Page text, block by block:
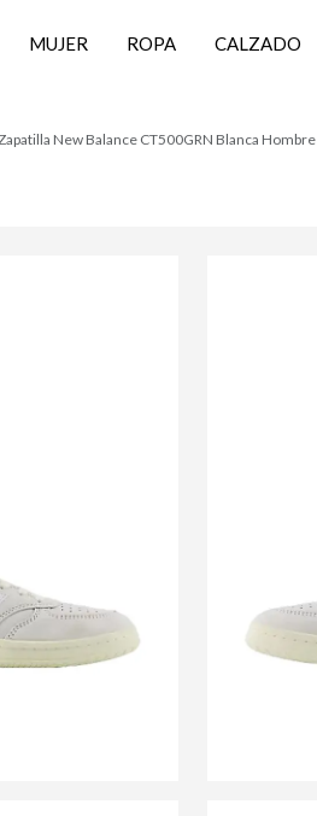
MUJER ROPA CALZADO
New Balance CT500GRN Blanca Hombre